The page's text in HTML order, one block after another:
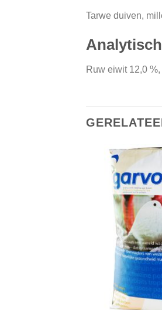
Tarwe duiven,
Ruw eiwit 12,0